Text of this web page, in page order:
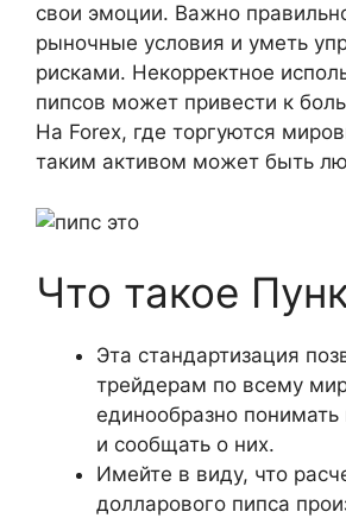
свои эмоции. Важно
рыночные условия и уметь
рисками. Некорректное
пипсов может привести к
На Forex, где торгуются
таким активом может быть
Что такое
Эта стандартизация
трейдерам по всему
единообразно
и сообщать о них.
Имейте в виду, что
долларового пипса